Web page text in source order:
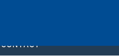
CONTACT